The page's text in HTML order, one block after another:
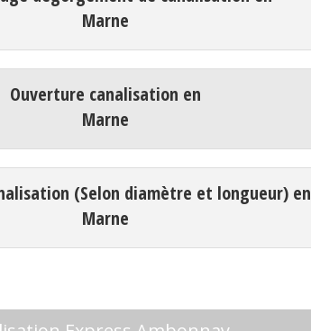
Marne
Ouverture canalisation en
Marne
(Selon diamètre et longueur) en
Marne